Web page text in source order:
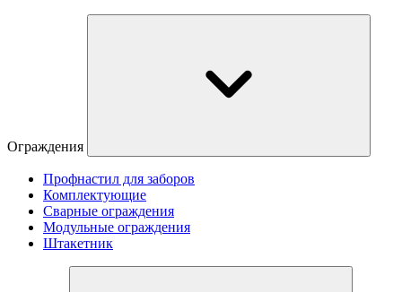
Ограждения
Профнастил для заборов
Комплектующие
Сварные ограждения
Модульные ограждения
Штакетник